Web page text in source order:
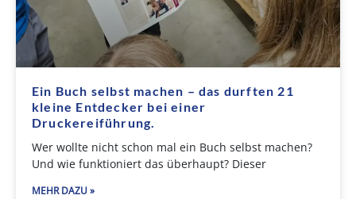
Ein Buch selbst machen – das durften 21
kleine Entdecker bei einer
Druckereiführung.
Wer wollte nicht schon mal ein Buch selbst machen?
Und wie funktioniert das überhaupt? Dieser
MEHR DAZU »